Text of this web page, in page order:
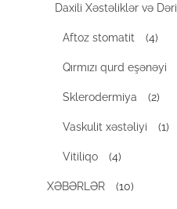
Daxili Xəstəliklər və Dəri
Aftoz stomatit (4)
Qırmızı qurd eşənəyi
Sklerodermiya (2)
Vaskulit xəstəliyi (1)
Vitiliqo (4)
XƏBƏRLƏR (10)